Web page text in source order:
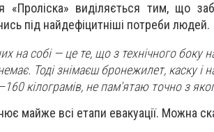
«Проліска» виділяється тим, що
під найдефіцитніші потреби людей.
на собі — це те, що з технічного
Тоді знімаєш бронежилет, каску
кілограмів, не пам'ятаю точно з
майже всі етапи евакуації. Можна